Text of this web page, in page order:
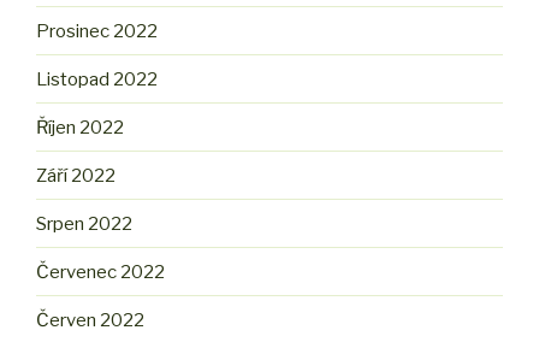
Prosinec 2022
Listopad 2022
Říjen 2022
Září 2022
Srpen 2022
Červenec 2022
Červen 2022